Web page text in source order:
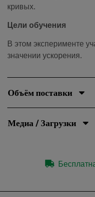
кривых.
Цели обучения
В этом эксперименте
значении ускорения.
Объём поставки
Медиа / Загрузки